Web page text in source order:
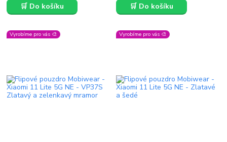
🛒 Do košíku 🛒 Do košíku
Vyrobíme pro vás 🎨 Vyrobíme pro vás 🎨